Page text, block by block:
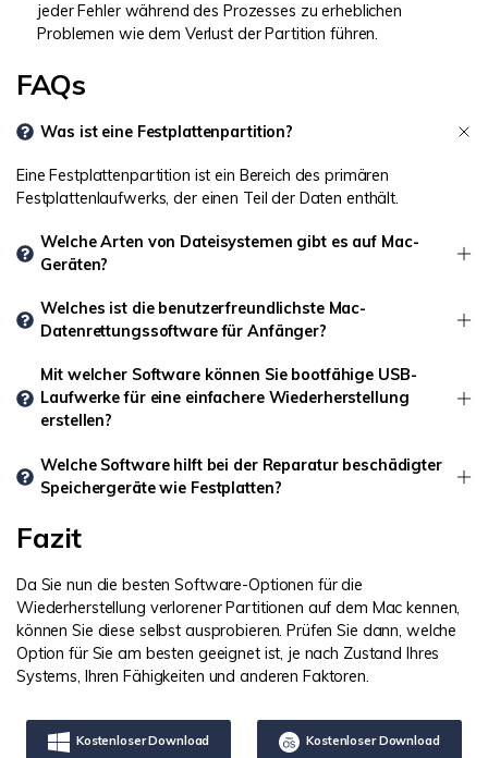
jeder Fehler während des Prozesses zu erheblichen
Problemen wie dem Verlust der Partition führen.
FAQs
Was ist eine Festplattenpartition?
Eine Festplattenpartition ist ein Bereich des primären
Festplattenlaufwerks, der einen Teil der Daten enthält.
Welche Arten von Dateisystemen gibt es auf Mac-
Geräten?
Welches ist die benutzerfreundlichste Mac-
Datenrettungssoftware für Anfänger?
Mit welcher Software können Sie bootfähige USB-
Laufwerke für eine einfachere Wiederherstellung
erstellen?
Welche Software hilft bei der Reparatur beschädigter
Speichergeräte wie Festplatten?
Fazit
Da Sie nun die besten Software-Optionen für die
Wiederherstellung verlorener Partitionen auf dem Mac kennen,
können Sie diese selbst ausprobieren. Prüfen Sie dann, welche
Option für Sie am besten geeignet ist, je nach Zustand Ihres
Systems, Ihren Fähigkeiten und anderen Faktoren.
Kostenloser Download Kostenloser Download